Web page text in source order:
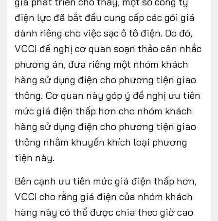
điện lực đã bắt đầu cung cấp các gói giá
dành riêng cho việc sạc ô tô điện. Do đó,
VCCI đề nghị cơ quan soạn thảo cân nhắc
phương án, đưa riêng một nhóm khách
hàng sử dụng điện cho phương tiện giao
thông. Cơ quan này góp ý đề nghị ưu tiên
mức giá điện thấp hơn cho nhóm khách
hàng sử dụng điện cho phương tiện giao
thông nhằm khuyến khích loại phương
tiện này.
Bên cạnh ưu tiên mức giá điện thấp hơn,
VCCI cho rằng giá điện của nhóm khách
hàng này có thể được chia theo giờ cao